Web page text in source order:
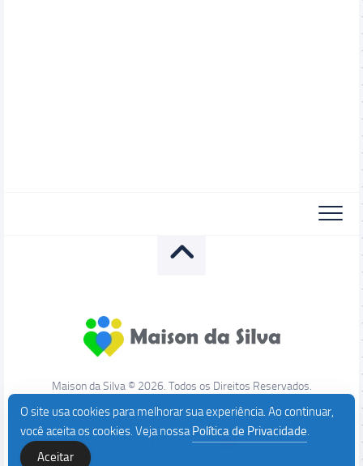
Maison da Silva © 2026. Todos os Direitos Reservados.
O site usa cookies para melhorar sua experiência. Ao continuar,
você aceita os cookies. Veja nossaPolítica de Privacidade.
Aceitar